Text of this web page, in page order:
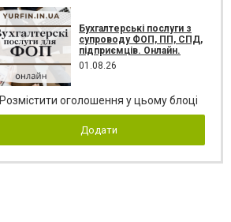
Бухгалтерські послуги з
супроводу ФОП, ПП, СПД,
підприємців. Онлайн.
01.08.26
Розмістити оголошення у цьому блоці
Додати